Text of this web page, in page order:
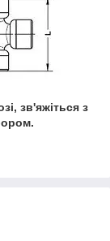
зв'яжіться з